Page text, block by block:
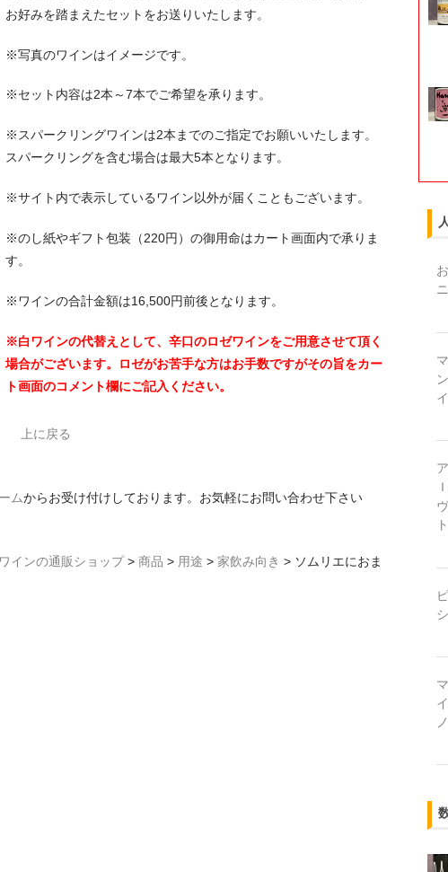
お好みを踏まえたセットをお送りいたします。
※写真のワインはイメージです。
※セット内容は2本～7本でご希望を承ります。
※スパークリングワインは2本までのご指定でお願いいたします。
スパークリングを含む場合は最大5本となります。
※サイト内で表示しているワイン以外が届くこともございます。
※のし紙やギフト包装（220円）の御用命はカート画面内で承りま
す。
※ワインの合計金額は16,500円前後となります。
※白ワインの代替えとして、辛口のロゼワインをご用意させて頂く
場合がございます。ロゼがお苦手な方はお手数ですがその旨をカー
ト画面のコメント欄にご記入ください。
上に戻る
ムからお受け付けしております。お気軽にお問い合わせ下さい
インの通販ショップ> 商品 > 用途 > 家飲み向き > ソムリエにおま